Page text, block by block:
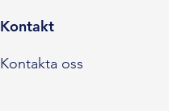
Kontakt
Kontakta oss